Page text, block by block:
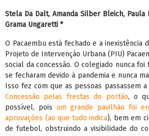
Stela Da Dalt, Amanda Silber Bleich, Paula
Grama Ungaretti *
O Pacaembu está fechado e a inexistência
Projeto de Intervenção Urbana (PIU)
social da concessão. O colegiado nunca
se fecharam devido à pandemia e nunca
Isso fez com que as pessoas passassem a
Concessão pelas frestas do portão, o
possível, pois um grande pavilhão foi
aprovações (ao que tudo indica), bem em
de futebol, obstruindo a visibilidade do